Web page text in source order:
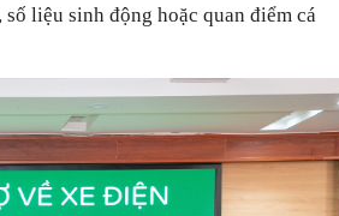
liệu sinh động hoặc quan điểm cá